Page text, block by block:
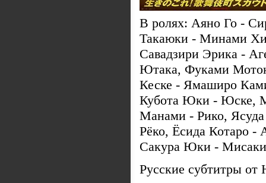
В ролях: Аяно Го -
Такаюки - Минами
Савадзири Эрика -
Ютака, Фуками
Кеске - Ямаширо
Кубота Юки - Юске,
Манами - Рико,
Рёко, Ёсида Котаро -
Сакура Юки -
Русские субтитры от